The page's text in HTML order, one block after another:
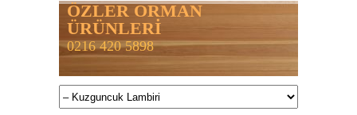
ÖZLER ORMAN
ÜRÜNLERİ
0216 420 5898